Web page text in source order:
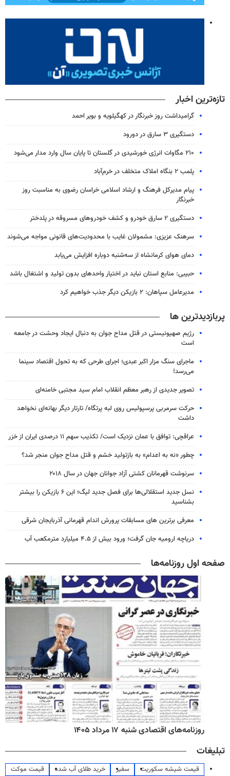
تازه‌ترین اخبار
گرامیداشت روز خبرنگار در کهگیلویه و بویر احمد
دستگیری ۳ سارق در دورود
۲۱۰ مگاوات انرژی خورشیدی در گلستان تا پایان سال وارد مدار می‌شود
پلمب ۲ بنگاه املاک متخلف در خرم‌آباد
پیام مدیرکل فرهنگ و ارشاد اسلامی خراسان رضوی به مناسبت روز
خبرنگار
دستگیری ۲ سارق خودرو و کشف خودروهای مسروقه در پلدختر
سرهنک عزیزی: مشمولان غایب با محدودیت‌های قانونی مواجه می‌شوند
دمای هوای کرمانشاه از سه‌شنبه دوباره افزایش می‌یابد
حبیبی: منابع استان نباید در اختیار واحدهای بدون تولید و اشتغال باشد
مدیرعامل سپاهان: ۲ بازیکن دیگر جذب خواهیم کرد
پربازدیدترین ها
رژیم صهیونیستی در قتل مداح جوان به دنبال ایجاد وحشت در جامعه
است
ماجرای سنگ مزار اکبر عبدی؛ اجرای طرحی که به تحول اقتصاد سینما
می‌رسد!
تصویر جدیدی از رهبر معظم انقلاب امام سید مجتبی خامنه‌ای
حرکت سرمربی پرسپولیس روی لبه پرتگاه/ تارتار دیگر بهانه‌ای نخواهد
داشت
عراقچی: توافق با عمان نزدیک است/ تکذیب سهم ۱۱ درصدی ایران از خزر
چطور «نه به اعدام» به بازتولید خشم و قتل مداح جوان منجر شد؟
سرنوشت قهرمانان کشتی آزاد جوانان جهان در سال ۲۰۱۸
نسل جدید استقلالی‌ها برای فصل جدید لیگ؛ این ۶ بازیکن را بیشتر
بشناسید
معرفی برترین های مسابقات پرورش اندام قهرمانی آذربایجان شرقی
دریاچه ارومیه جان گرفت؛ ورود بیش از ۴.۵ میلیارد مترمکعب آب
صفحه اول روزنامه‌ها
روزنامه‌های اقتصادی شنبه ۱۷ مرداد ۱۴۰۵
تبلیغات
قیمت شیشه سکوریت سفیر خرید طلای آب شده
قیمت موکت